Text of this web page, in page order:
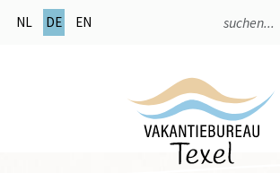
NL DE EN